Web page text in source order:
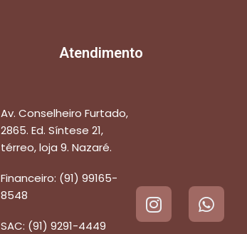
Atendimento
Av. Conselheiro Furtado,
2865. Ed. Síntese 21,
térreo, loja 9. Nazaré.
Financeiro: (91) 99165-
8548
SAC: (91) 9291-4449